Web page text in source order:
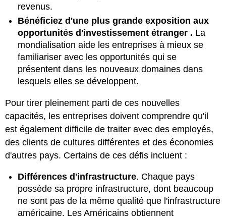
revenus.
Bénéficiez d'une plus grande exposition aux
opportunités d'investissement étranger . La
mondialisation aide les entreprises à mieux se
familiariser avec les opportunités qui se
présentent dans les nouveaux domaines dans
lesquels elles se développent.
Pour tirer pleinement parti de ces nouvelles
capacités, les entreprises doivent comprendre qu'il
est également difficile de traiter avec des employés,
des clients de cultures différentes et des économies
d'autres pays. Certains de ces défis incluent :
Différences d'infrastructure. Chaque pays
possède sa propre infrastructure, dont beaucoup
ne sont pas de la même qualité que l'infrastructure
américaine. Les Américains obtiennent